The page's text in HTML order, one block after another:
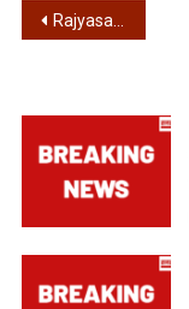
Post
Rajyasabha – तृणमूल से राजीव कुमार, कोयल मल्लिक, मेनका गुरुस्वामी और बाबुल सुप्रियो ने भरा नामांकन, राहुल सिन्हा ने भाजपा..